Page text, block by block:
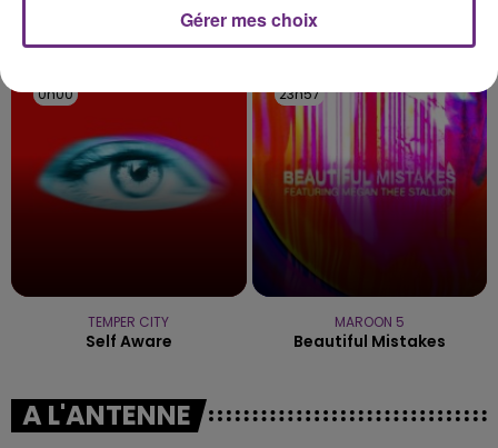
OFENBACH & STARSAILOR
Four To The Floor Cheerleader
0h00
0h00
TEMPER CITY
Self Aware
23h57
23h57
MAROON 5
Beautiful Mistakes
A L'ANTENNE
Gérer mes choix